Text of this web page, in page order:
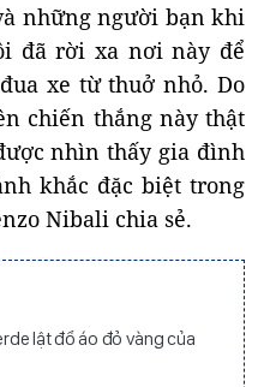
những người bạn khi
đã rời xa nơi này để
xe từ thuở nhỏ. Do
chiến thắng này thật
nhìn thấy gia đình
khắc đặc biệt trong
Nibali chia sẻ.
lật đổ áo đỏ vàng của